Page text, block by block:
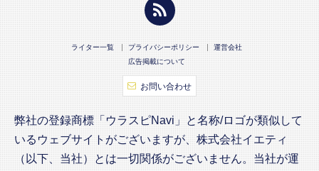
ライター一覧 プライバシーポリシー
運営会社
広告掲載について
お問い合わせ
弊社の登録商標「ウラスピNavi」と名称/ロゴが類似して
いるウェブサイトがございますが、株式会社イエティ
（以下、当社）とは一切関係がございません。当社が運